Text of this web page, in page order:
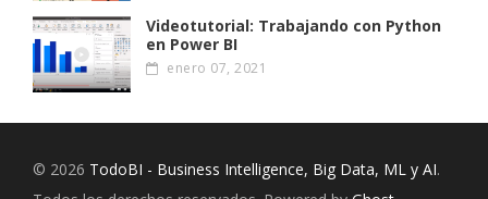
Videotutorial: Trabajando con Python
en Power BI
enero 07, 2021
© 2026 TodoBI - Business Intelligence, Big Data, ML y AI.